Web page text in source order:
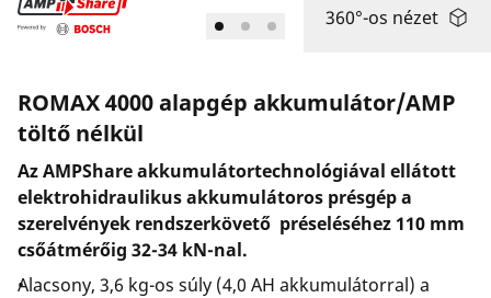
360°-os nézet
ROMAX 4000 alapgép akkumulátor/AMP
töltő nélkül
Az AMPShare akkumulátortechnológiával ellátott
elektrohidraulikus akkumulátoros présgép a
szerelvények rendszerkövető préseléséhez 110 mm
csőátmérőig 32-34 kN-nal.
Alacsony, 3,6 kg-os súly (4,0 AH akkumulátorral) a